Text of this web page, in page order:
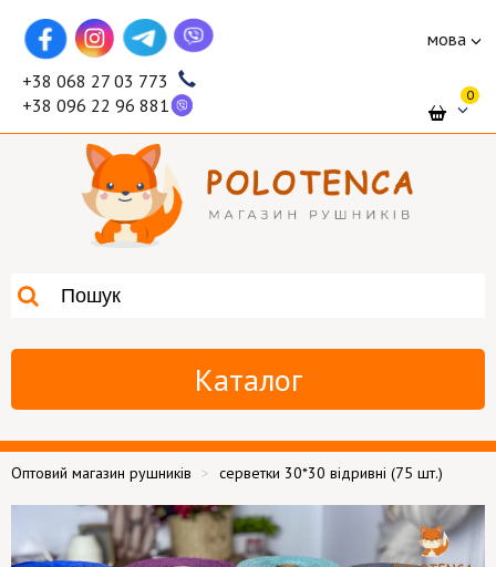
мова
+38 068 27 03 773
+38 096 22 96 881
0
Каталог
Оптовий магазин рушників серветки 30*30 відривні (75 шт.)